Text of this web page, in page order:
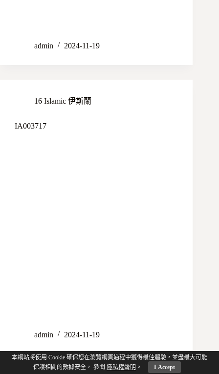
admin 2024-11-19
16 Islamic 伊斯蘭
IA003717
admin 2024-11-19
本網站將使用 Cookie 確保您在瀏覽網頁過程中獲得最佳體驗，並盡最大可能
保護相關的數據安全， 參閱 隱私權聲明 。 I Accept